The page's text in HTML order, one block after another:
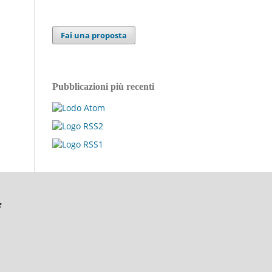
Fai una proposta
Pubblicazioni più recenti